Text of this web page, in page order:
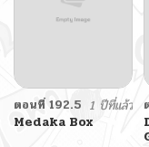
ตอนที่ 192.5 1 ปีที่แล้ว
Medaka Box